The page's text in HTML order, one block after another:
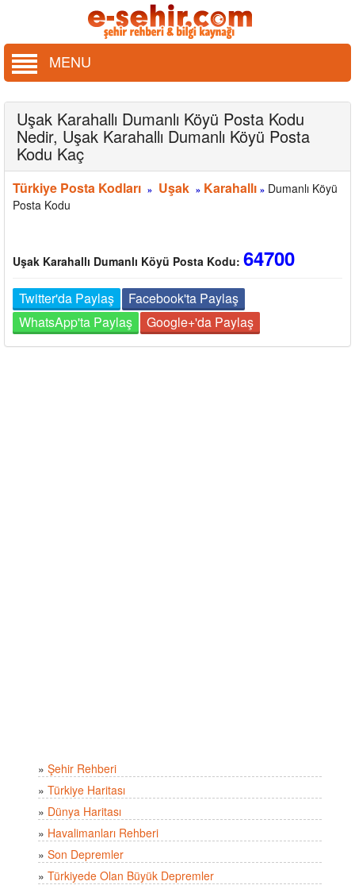
MENU
Uşak Karahallı Dumanlı Köyü Posta Kodu
Nedir, Uşak Karahallı Dumanlı Köyü Posta
Kodu Kaç
Türkiye Posta Kodları » Uşak » Karahallı » Dumanlı Köyü
Posta Kodu
Uşak Karahallı Dumanlı Köyü Posta Kodu: 64700
Twitter'da Paylaş
Facebook'ta Paylaş
WhatsApp'ta Paylaş
Google+'da Paylaş
» Şehir Rehberi
» Türkiye Haritası
» Dünya Haritası
» Havalimanları Rehberi
» Son Depremler
» Türkiyede Olan Büyük Depremler